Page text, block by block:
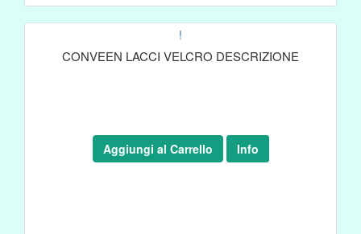
!
CONVEEN LACCI VELCRO DESCRIZIONE
Aggiungi al Carrello Info